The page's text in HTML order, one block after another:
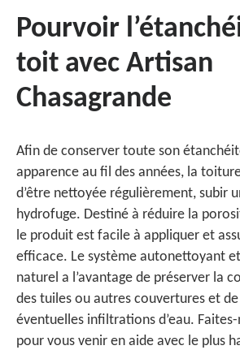
Pourvoir
toit avec Artisan
Chasagrande
Afin de conserver toute son
apparence au fil des années, la
d’être nettoyée régulièrement, subir
hydrofuge. Destiné à réduire la
le produit est facile à appliquer et
efficace. Le système autonettoyant
naturel a l’avantage de préserver la
des tuiles ou autres couvertures et
éventuelles infiltrations d’eau.
pour vous venir en aide avec le plus